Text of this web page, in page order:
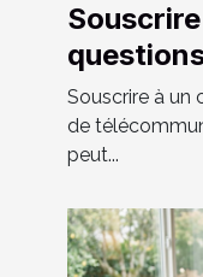
contrat
Souscrire à un
de
peut...